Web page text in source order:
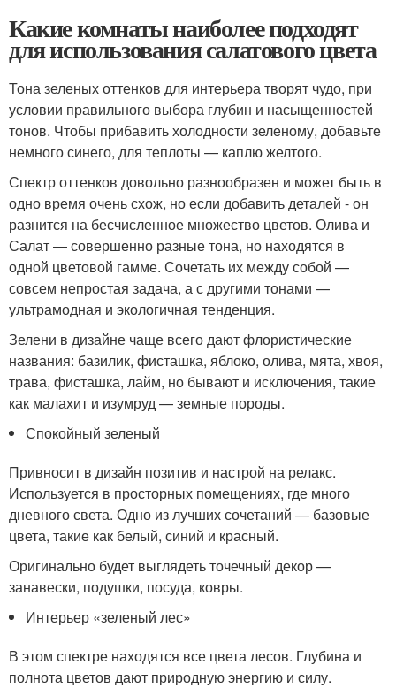
Какие комнаты наиболее подходят
для использования салатового цвета
Тона зеленых оттенков для интерьера творят чудо, при
условии правильного выбора глубин и насыщенностей
тонов. Чтобы прибавить холодности зеленому, добавьте
немного синего, для теплоты — каплю желтого.
Спектр оттенков довольно разнообразен и может быть в
одно время очень схож, но если добавить деталей - он
разнится на бесчисленное множество цветов. Олива и
Салат — совершенно разные тона, но находятся в
одной цветовой гамме. Сочетать их между собой —
совсем непростая задача, а с другими тонами —
ультрамодная и экологичная тенденция.
Зелени в дизайне чаще всего дают флористические
названия: базилик, фисташка, яблоко, олива, мята, хвоя,
трава, фисташка, лайм, но бывают и исключения, такие
как малахит и изумруд — земные породы.
Спокойный зеленый
Привносит в дизайн позитив и настрой на релакс.
Используется в просторных помещениях, где много
дневного света. Одно из лучших сочетаний — базовые
цвета, такие как белый, синий и красный.
Оригинально будет выглядеть точечный декор —
занавески, подушки, посуда, ковры.
Интерьер «зеленый лес»
В этом спектре находятся все цвета лесов. Глубина и
полнота цветов дают природную энергию и силу.